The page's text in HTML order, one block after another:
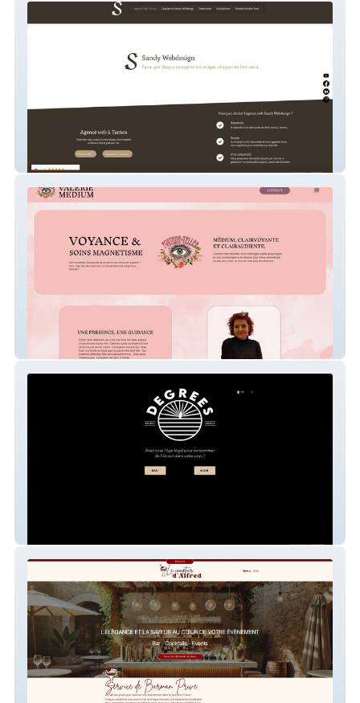
SandyWebdesign
Valérie Médium